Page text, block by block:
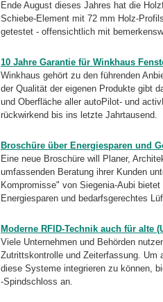
Ende August dieses Jahres hat die
Schiebe-Element mit 72 mm Holz-
getestet - offensichtlich mit
10 Jahre Garantie für Winkhaus
Winkhaus gehört zu den führenden
der Qualität der eigenen Produkte gibt
und Oberfläche aller autoPilot- und
rückwirkend bis ins letzte Jahrtausend.
Broschüre über Energiesparen und
Eine neue Broschüre will Planer,
umfassenden Beratung ihrer Kunden
Kompromisse" von Siegenia-Aubi
Energiesparen und bedarfsgerechtes
Moderne RFID-Technik auch für alte
Viele Unternehmen und Behörden
Zutrittskontrolle und Zeiterfassung. Um
diese Systeme integrieren zu können,
-Spindschloss an.